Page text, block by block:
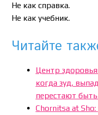
Не как справка.
Не как учебник.
Читайте
Центр
когда зуд,
перестают
Chornitsa at